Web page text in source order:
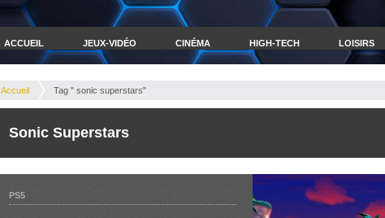
ACCUEIL JEUX-VIDÉO CINÉMA HIGH-TECH LOISIRS
Accueil Tag " sonic superstars"
Sonic Superstars
PS5